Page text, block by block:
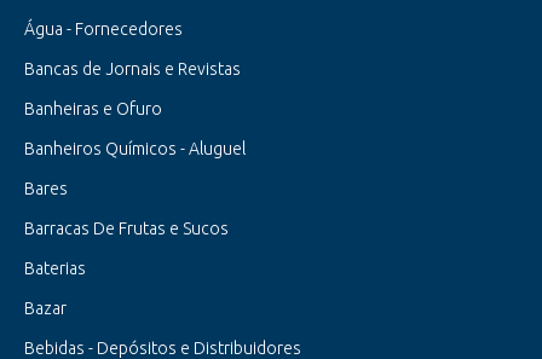
Água - Fornecedores
Bancas de Jornais e Revistas
Banheiras e Ofuro
Banheiros Químicos - Aluguel
Bares
Barracas De Frutas e Sucos
Baterias
Bazar
Bebidas - Depósitos e Distribuidores